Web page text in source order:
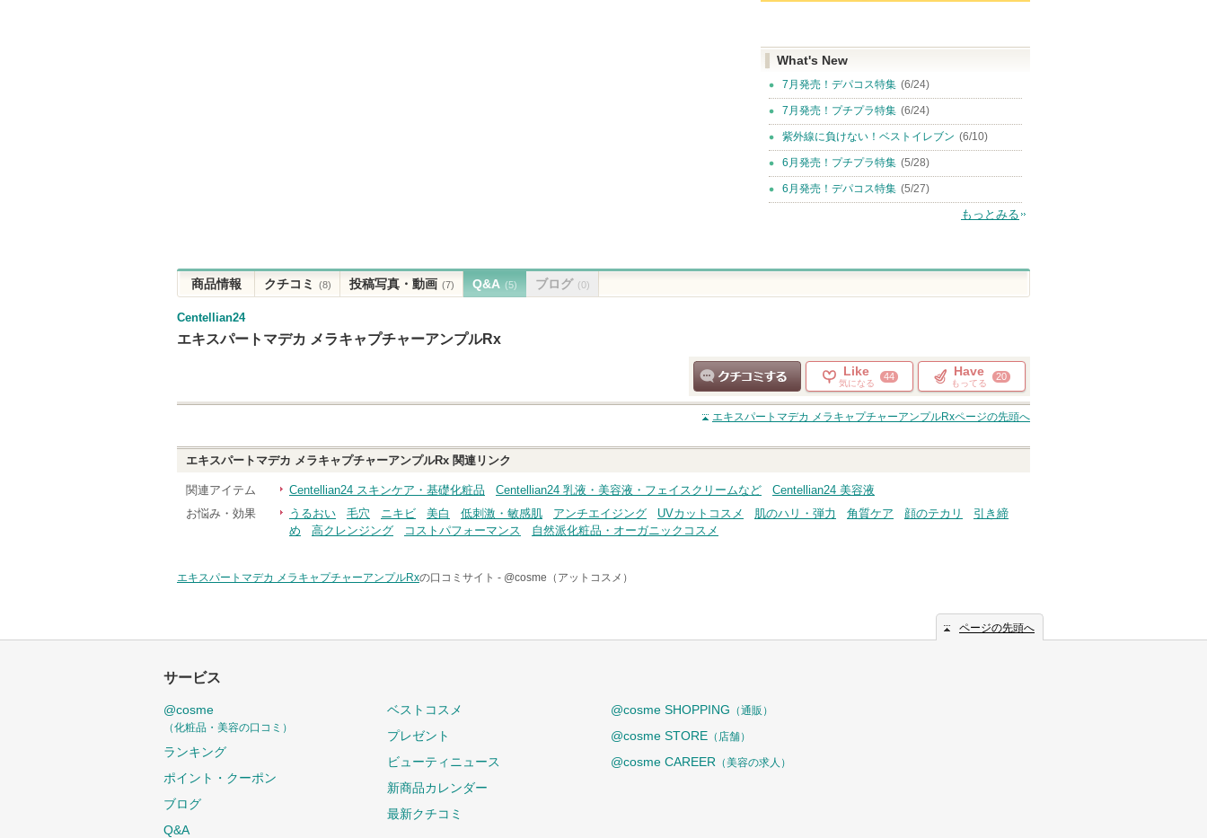
What's New
7月発売！デパコス特集 (6/24)
7月発売！プチプラ特集 (6/24)
紫外線に負けない！ベストイレブン (6/10)
6月発売！プチプラ特集 (5/28)
6月発売！デパコス特集 (5/27)
もっとみる
商品情報 クチコミ (8) 投稿写真・動画 (7) Q&A (5) ブログ (0)
Centellian24
エキスパートマデカ メラキャプチャーアンプルRx
クチコミする
Like
気になる
44 Have
もってる
20
エキスパートマデカ メラキャプチャーアンプルRxページの先頭へ
エキスパートマデカ メラキャプチャーアンプルRx 関連リンク
関連アイテム Centellian24 スキンケア・基礎化粧品 Centellian24 乳液・美容液・フェイスクリームなど
Centellian24 美容液
お悩み・効果
うるおい 毛穴 ニキビ 美白 低刺激・敏感肌 アンチエイジング UVカットコスメ 肌のハリ・弾力 角質ケア 顔のテカリ
引き締
め
高クレンジング コストパフォーマンス 自然派化粧品・オーガニックコスメ
エキスパートマデカ メラキャプチャーアンプルRxの口コミサイト - @cosme（アットコスメ）
ページの先頭へ
サービス
@cosme
（化粧品・美容の口コミ）
ランキング
ポイント・クーポン
ブログ
Q&A
ベストコスメ
プレゼント
ビューティニュース
新商品カレンダー
最新クチコミ
@cosme SHOPPING （通販）
@cosme STORE （店舗）
@cosme CAREER （美容の求人）